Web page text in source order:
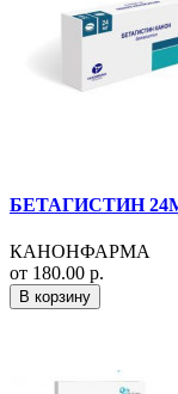
БЕТАГИСТИН
КАНОНФАРМА
от 180.00 р.
В корзину